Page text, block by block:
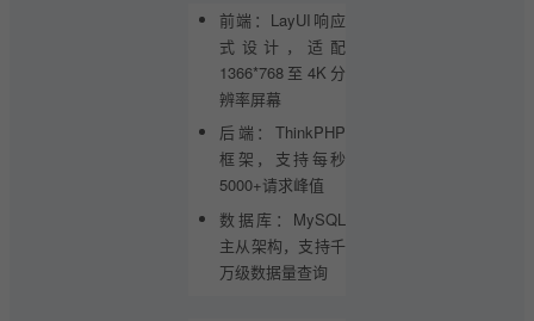
前端：LayUI响应
式设计，适配
1366*768至4K分
辨率屏幕
后端：ThinkPHP
框架，支持每秒
5000+请求峰值
数据库：MySQL
主从架构，支持千
万级数据量查询